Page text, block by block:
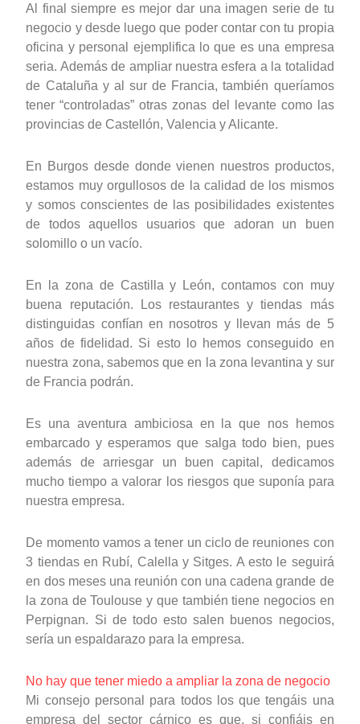
Al final siempre es mejor dar una imagen serie de tu
negocio y desde luego que poder contar con tu propia
oficina y personal ejemplifica lo que es una empresa
seria. Además de ampliar nuestra esfera a la totalidad
de Cataluña y al sur de Francia, también queríamos
tener “controladas” otras zonas del levante como las
provincias de Castellón, Valencia y Alicante.
En Burgos desde donde vienen nuestros productos,
estamos muy orgullosos de la calidad de los mismos
y somos conscientes de las posibilidades existentes
de todos aquellos usuarios que adoran un buen
solomillo o un vacío.
En la zona de Castilla y León, contamos con muy
buena reputación. Los restaurantes y tiendas más
distinguidas confían en nosotros y llevan más de 5
años de fidelidad. Si esto lo hemos conseguido en
nuestra zona, sabemos que en la zona levantina y sur
de Francia podrán.
Es una aventura ambiciosa en la que nos hemos
embarcado y esperamos que salga todo bien, pues
además de arriesgar un buen capital, dedicamos
mucho tiempo a valorar los riesgos que suponía para
nuestra empresa.
De momento vamos a tener un ciclo de reuniones con
3 tiendas en Rubí, Calella y Sitges. A esto le seguirá
en dos meses una reunión con una cadena grande de
la zona de Toulouse y que también tiene negocios en
Perpignan. Si de todo esto salen buenos negocios,
sería un espaldarazo para la empresa.
No hay que tener miedo a ampliar la zona de negocio
Mi consejo personal para todos los que tengáis una
empresa del sector cárnico es que, si confiáis en